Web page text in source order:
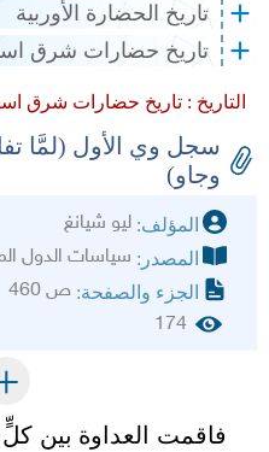
تاريخ الحضارة الأوربية
تاريخ حضارات شرق
التاريخ : تاريخ حضارات شرق
سجل وي الأول (لمَّا
وجاو)
المؤلف: ليو شيانغ
المصدر: سياسات الدول
الجزء والصفحة: ص 460
174
فاقمت العداوة بين